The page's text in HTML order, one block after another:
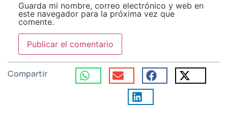
Guarda mi nombre, correo electrónico y web en
este navegador para la próxima vez que
comente.
Compartir